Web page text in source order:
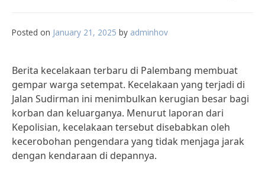
Posted on January 21, 2025 by adminhov
Berita kecelakaan terbaru di Palembang membuat
gempar warga setempat. Kecelakaan yang terjadi di
Jalan Sudirman ini menimbulkan kerugian besar bagi
korban dan keluarganya. Menurut laporan dari
Kepolisian, kecelakaan tersebut disebabkan oleh
kecerobohan pengendara yang tidak menjaga jarak
dengan kendaraan di depannya.